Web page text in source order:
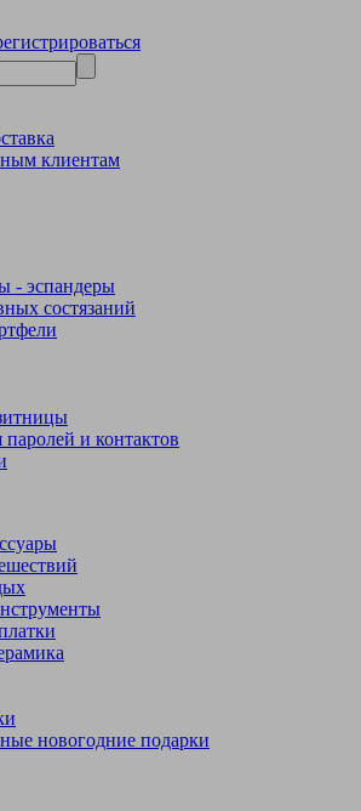
клиентам
- эспандеры
состязаний
и контактов
новогодние подарки